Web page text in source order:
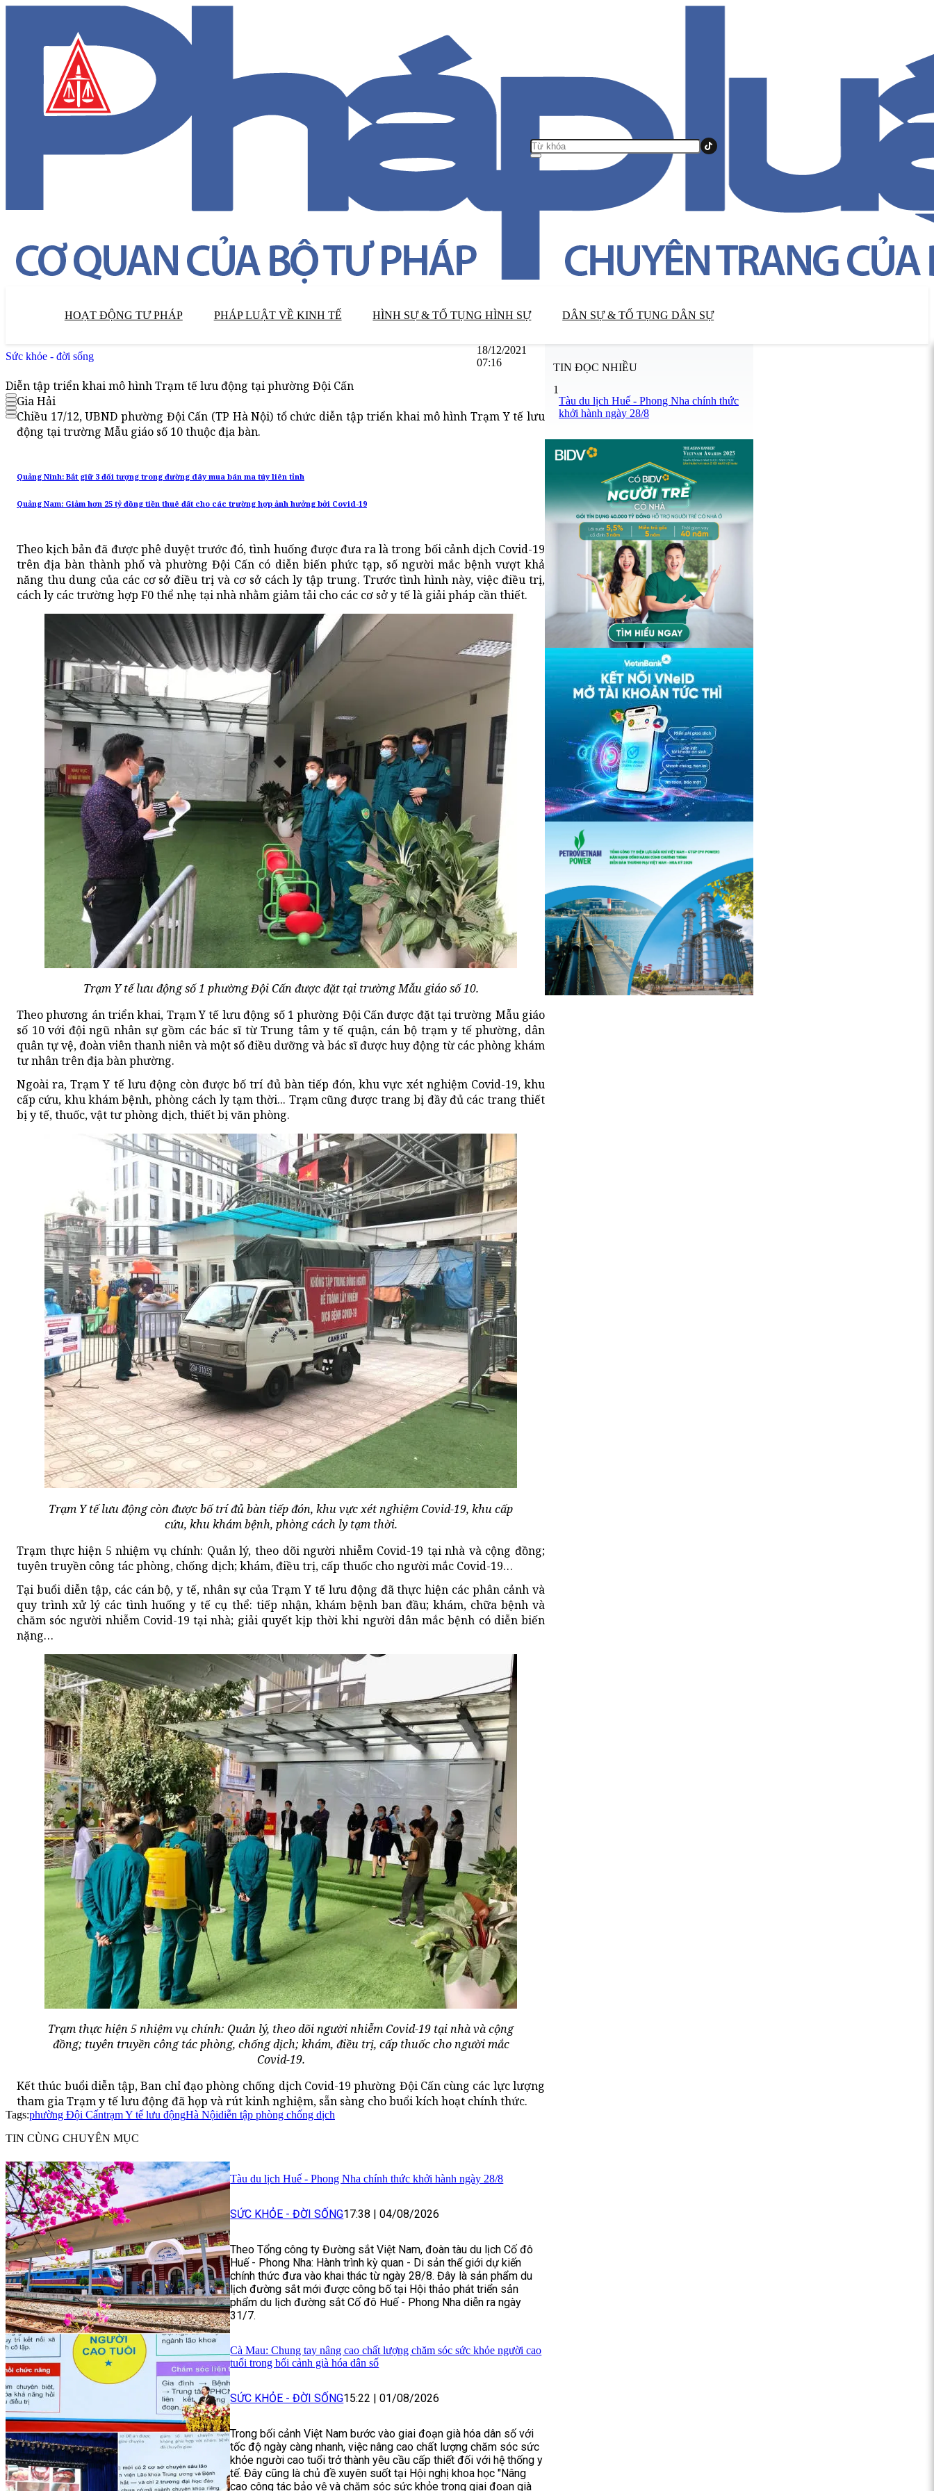
HOẠT ĐỘNG TƯ PHÁP PHÁP LUẬT VỀ KINH TẾ HÌNH SỰ & TỐ TỤNG HÌNH SỰ DÂN SỰ & TỐ TỤNG DÂN SỰ
Sức khỏe - đời sống
18/12/2021
07:16
Diễn tập triển khai mô hình Trạm tế lưu động tại phường Đội Cấn
Gia Hải
Chiều 17/12, UBND phường Đội Cấn (TP Hà Nội) tổ chức diễn tập triển khai mô hình Trạm Y tế lưu
động tại trường Mẫu giáo số 10 thuộc địa bàn.
Quảng Ninh: Bắt giữ 3 đối tượng trong đường dây mua bán ma túy liên tỉnh
Quảng Nam: Giảm hơn 25 tỷ đồng tiền thuê đất cho các trường hợp ảnh hưởng bởi Covid-19
Theo kịch bản đã được phê duyệt trước đó, tình huống được đưa ra là trong bối cảnh dịch Covid-19
trên địa bàn thành phố và phường Đội Cấn có diễn biến phức tạp, số người mắc bệnh vượt khả
năng thu dung của các cơ sở điều trị và cơ sở cách ly tập trung. Trước tình hình này, việc điều trị,
cách ly các trường hợp F0 thể nhẹ tại nhà nhằm giảm tải cho các cơ sở y tế là giải pháp cần thiết.
Trạm Y tế lưu động số 1 phường Đội Cấn được đặt tại trường Mẫu giáo số 10.
Theo phương án triển khai, Trạm Y tế lưu động số 1 phường Đội Cấn được đặt tại trường Mẫu giáo
số 10 với đội ngũ nhân sự gồm các bác sĩ từ Trung tâm y tế quận, cán bộ trạm y tế phường, dân
quân tự vệ, đoàn viên thanh niên và một số điều dưỡng và bác sĩ được huy động từ các phòng khám
tư nhân trên địa bàn phường.
Ngoài ra, Trạm Y tế lưu động còn được bố trí đủ bàn tiếp đón, khu vực xét nghiệm Covid-19, khu
cấp cứu, khu khám bệnh, phòng cách ly tạm thời... Trạm cũng được trang bị đầy đủ các trang thiết
bị y tế, thuốc, vật tư phòng dịch, thiết bị văn phòng.
Trạm Y tế lưu động còn được bố trí đủ bàn tiếp đón, khu vực xét nghiệm Covid-19, khu cấp
cứu, khu khám bệnh, phòng cách ly tạm thời.
Trạm thực hiện 5 nhiệm vụ chính: Quản lý, theo dõi người nhiễm Covid-19 tại nhà và cộng đồng;
tuyên truyền công tác phòng, chống dịch; khám, điều trị, cấp thuốc cho người mắc Covid-19…
Tại buổi diễn tập, các cán bộ, y tế, nhân sự của Trạm Y tế lưu động đã thực hiện các phân cảnh và
quy trình xử lý các tình huống y tế cụ thể: tiếp nhận, khám bệnh ban đầu; khám, chữa bệnh và
chăm sóc người nhiễm Covid-19 tại nhà; giải quyết kịp thời khi người dân mắc bệnh có diễn biến
nặng…
Trạm thực hiện 5 nhiệm vụ chính: Quản lý, theo dõi người nhiễm Covid-19 tại nhà và cộng
đồng; tuyên truyền công tác phòng, chống dịch; khám, điều trị, cấp thuốc cho người mắc
Covid-19.
Kết thúc buổi diễn tập, Ban chỉ đạo phòng chống dịch Covid-19 phường Đội Cấn cùng các lực lượng
tham gia Trạm y tế lưu động đã họp và rút kinh nghiệm, sẵn sàng cho buổi kích hoạt chính thức.
Tags:phường Đội Cấntrạm Y tế lưu độngHà Nộidiễn tập phòng chống dịch
TIN CÙNG CHUYÊN MỤC
Tàu du lịch Huế - Phong Nha chính thức khởi hành ngày 28/8
SỨC KHỎE - ĐỜI SỐNG17:38 | 04/08/2026
Theo Tổng công ty Đường sắt Việt Nam, đoàn tàu du lịch Cố đô
Huế - Phong Nha: Hành trình kỳ quan - Di sản thế giới dự kiến
chính thức đưa vào khai thác từ ngày 28/8. Đây là sản phẩm du
lịch đường sắt mới được công bố tại Hội thảo phát triển sản
phẩm du lịch đường sắt Cố đô Huế - Phong Nha diễn ra ngày
31/7.
Cà Mau: Chung tay nâng cao chất lượng chăm sóc sức khỏe người cao
tuổi trong bối cảnh già hóa dân số
SỨC KHỎE - ĐỜI SỐNG15:22 | 01/08/2026
Trong bối cảnh Việt Nam bước vào giai đoạn già hóa dân số với
tốc độ ngày càng nhanh, việc nâng cao chất lượng chăm sóc sức
khỏe người cao tuổi trở thành yêu cầu cấp thiết đối với hệ thống y
tế. Đây cũng là chủ đề xuyên suốt tại Hội nghị khoa học "Nâng
cao công tác bảo vệ và chăm sóc sức khỏe trong giai đoạn già
TIN ĐỌC NHIỀU
1
Tàu du lịch Huế - Phong Nha chính thức
khởi hành ngày 28/8